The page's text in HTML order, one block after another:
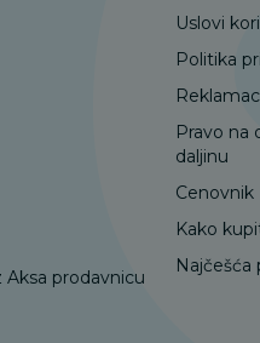
prodavnicu
Uslovi
Politika
Pravo na
daljinu
Cenovnik
Kako
Najčešća